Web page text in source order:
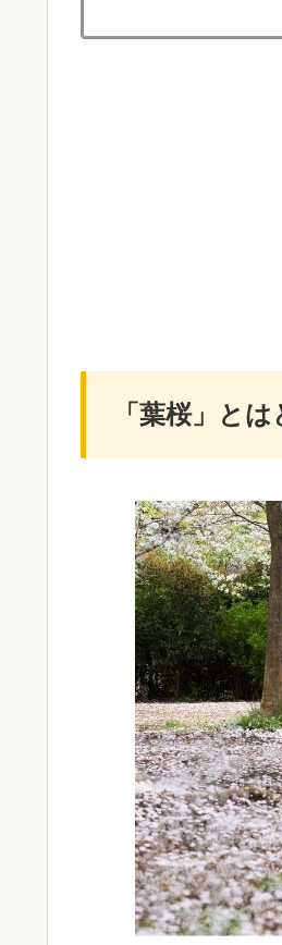
「葉桜」と